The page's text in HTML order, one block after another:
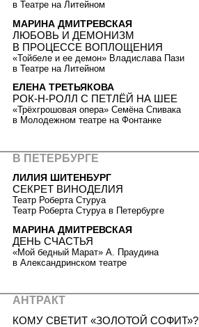
в Театре на Литейном
МАРИНА ДМИТРЕВСКАЯ
ЛЮБОВЬ И ДЕМОНИЗМ
В ПРОЦЕССЕ ВОПЛОЩЕНИЯ
«Тойбеле и ее демон» Владислава Пази
в Театре на Литейном
ЕЛЕНА ТРЕТЬЯКОВА
РОК-Н-РОЛЛ С ПЕТЛЁЙ НА ШЕЕ
«Трёхгрошовая опера» Семёна Спивака
в Молодежном театре на Фонтанке
В ПЕТЕРБУРГЕ
ЛИЛИЯ ШИТЕНБУРГ
СЕКРЕТ ВИНОДЕЛИЯ
Театр Роберта Стуруа
Театр Роберта Стуруа в Петербурге
МАРИНА ДМИТРЕВСКАЯ
ДЕНЬ СЧАСТЬЯ
«Мой бедный Марат» А. Праудина
в Александринском театре
АНТРАКТ
КОМУ СВЕТИТ «ЗОЛОТОЙ СОФИТ»?